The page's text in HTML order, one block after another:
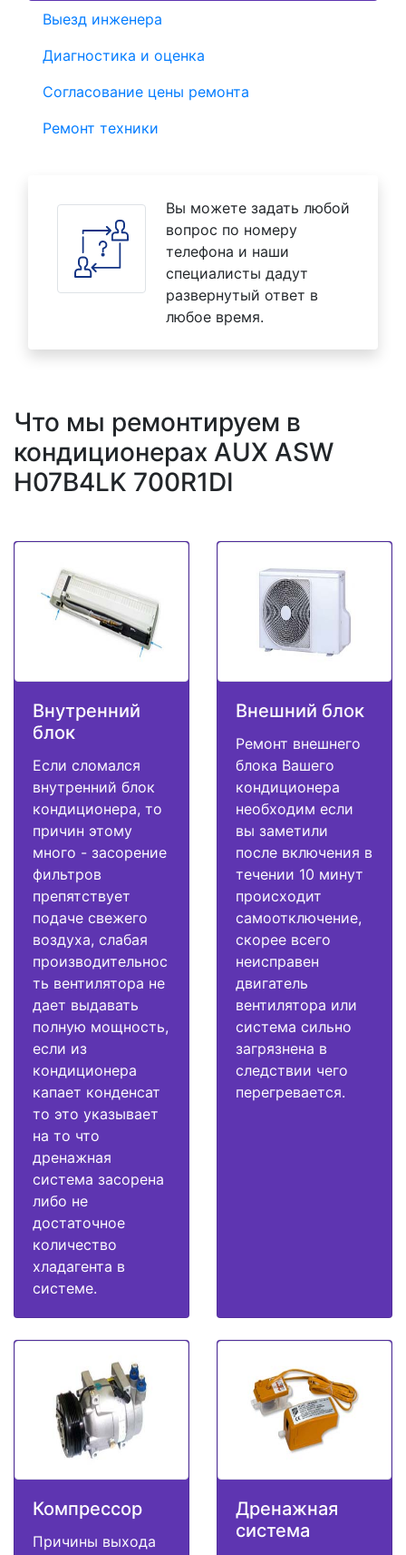
Выезд инженера
Диагностика и оценка
Согласование цены ремонта
Ремонт техники
Вы можете задать любой
вопрос по номеру
телефона и наши
специалисты дадут
развернутый ответ в
любое время.
Что мы ремонтируем в
кондиционерах AUX ASW
H07B4LK 700R1DI
Внутренний
блок
Если сломался
внутренний блок
кондиционера, то
причин этому
много - засорение
фильтров
препятствует
подаче свежего
воздуха, слабая
производительнос
ть вентилятора не
дает выдавать
полную мощность,
если из
кондиционера
капает конденсат
то это указывает
на то что
дренажная
система засорена
либо не
достаточное
количество
хладагента в
системе.
Внешний блок
Ремонт внешнего
блока Вашего
кондиционера
необходим если
вы заметили
после включения в
течении 10 минут
происходит
самоотключение,
скорее всего
неисправен
двигатель
вентилятора или
система сильно
загрязнена в
следствии чего
перегревается.
Компрессор
Причины выхода
Дренажная
система